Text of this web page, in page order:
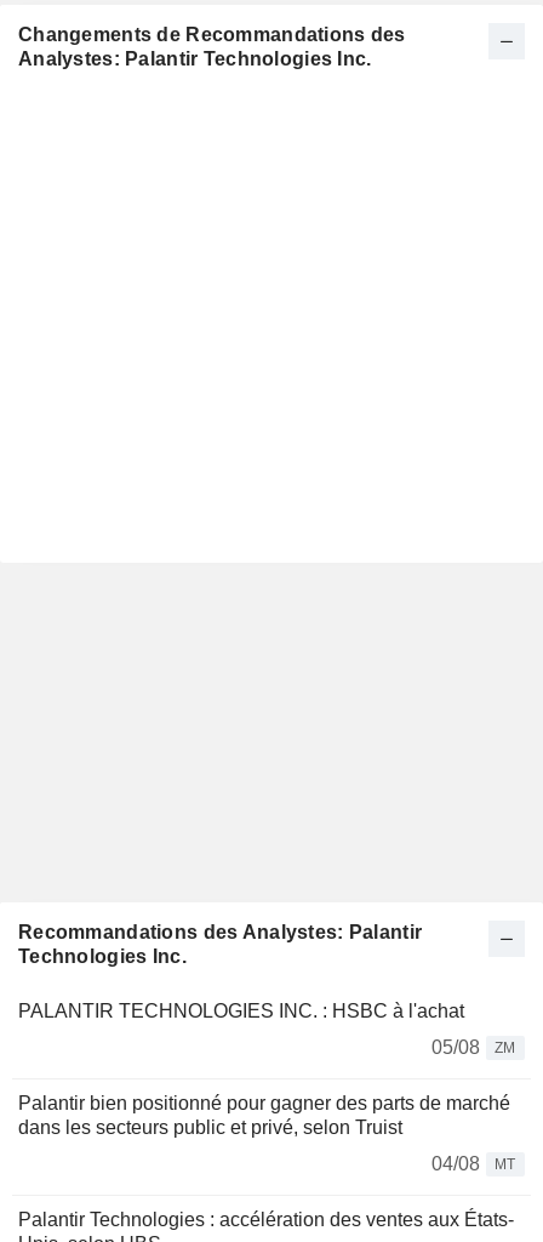
Changements de Recommandations des
Analystes: Palantir Technologies Inc.
Recommandations des Analystes: Palantir
Technologies Inc.
PALANTIR TECHNOLOGIES INC. : HSBC à l'achat
05/08
ZM
Palantir bien positionné pour gagner des parts de marché
dans les secteurs public et privé, selon Truist
04/08
MT
Palantir Technologies : accélération des ventes aux États-